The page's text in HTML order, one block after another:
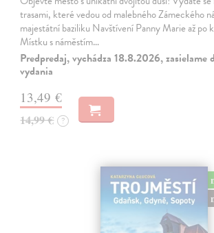
trasami, které vedou od malebného Zámeckého
majestátní baziliku Navštívení Panny Marie až po
Místku s náměstím…
Predpredaj, vychádza 18.8.2026, zasielame
vydania
13,49 €
14,99 € ?